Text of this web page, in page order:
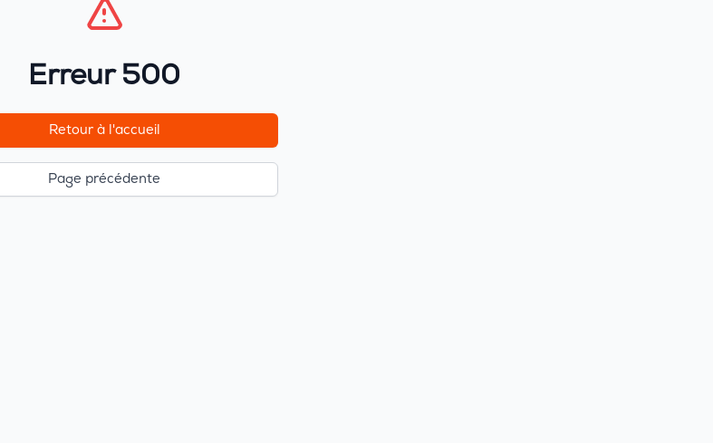
Erreur 500
Retour à l'accueil
Page précédente